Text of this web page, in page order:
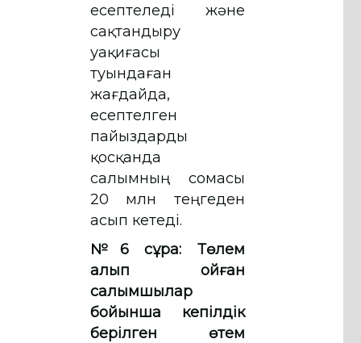
есептеледі және
сақтандыру
уақиғасы
туындаған
жағдайда,
есептелген
пайыздарды
қосқанда
салымның сомасы
20 млн теңгеден
асып кетеді.
№6 сұрақ: Төлем
алып қойған
салымшылар
бойынша кепілдік
берілген өтем